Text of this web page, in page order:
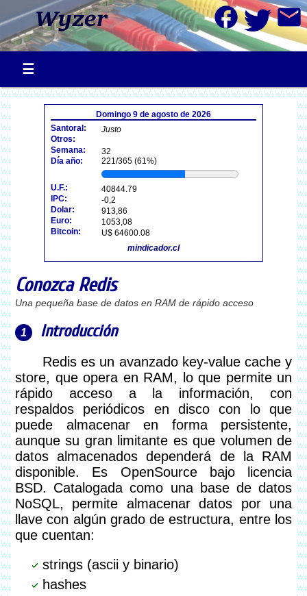
facebook mail
Domingo 9 de agosto de 2026
Santoral:
Justo
Otros:
Semana:
32
Día año:
221/365 (61%)
U.F.:
40844.79
IPC:
-0,2
Dolar:
913,86
Euro:
1053,08
Bitcoin:
U$ 64600.08
mindicador.cl
Conozca Redis
Una pequeña base de datos en RAM de rápido acceso
Introducción
Redis es un avanzado key-value cache y
store, que opera en RAM, lo que permite un
rápido acceso a la información, con
respaldos periódicos en disco con lo que
puede almacenar en forma persistente,
aunque su gran limitante es que volumen de
datos almacenados dependerá de la RAM
disponible. Es OpenSource bajo licencia
BSD. Catalogada como una base de datos
NoSQL, permite almacenar datos por una
llave con algún grado de estructura, entre los
que cuentan:
strings (ascii y binario)
hashes